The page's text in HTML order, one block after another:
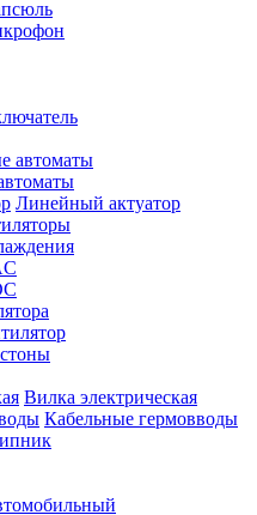
Линейный актуатор
Вилка электрическая
Кабельные гермовводы